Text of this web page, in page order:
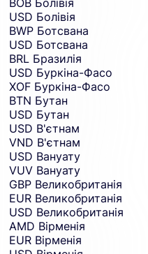
USD Болівія
BWP Ботсвана
USD Ботсвана
BRL Бразилія
USD Буркіна-Фасо
XOF Буркіна-Фасо
BTN Бутан
USD Бутан
USD В'єтнам
VND В'єтнам
USD Вануату
VUV Вануату
GBP Великобританія
EUR Великобританія
USD Великобританія
AMD Вірменія
EUR Вірменія